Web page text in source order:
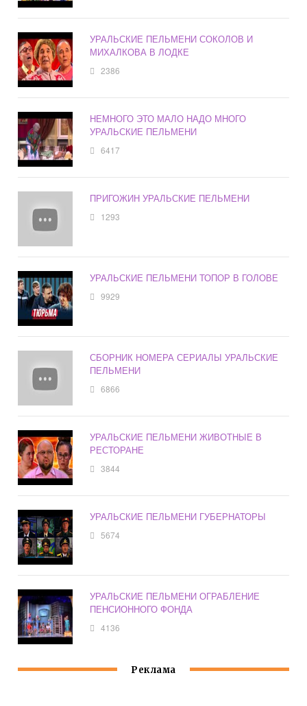
УРАЛЬСКИЕ ПЕЛЬМЕНИ СОКОЛОВ И
МИХАЛКОВА В ЛОДКЕ
2386
НЕМНОГО ЭТО МАЛО НАДО МНОГО
УРАЛЬСКИЕ ПЕЛЬМЕНИ
6417
ПРИГОЖИН УРАЛЬСКИЕ ПЕЛЬМЕНИ
1293
УРАЛЬСКИЕ ПЕЛЬМЕНИ ТОПОР В ГОЛОВЕ
9929
СБОРНИК НОМЕРА СЕРИАЛЫ УРАЛЬСКИЕ
ПЕЛЬМЕНИ
6866
УРАЛЬСКИЕ ПЕЛЬМЕНИ ЖИВОТНЫЕ В
РЕСТОРАНЕ
3844
УРАЛЬСКИЕ ПЕЛЬМЕНИ ГУБЕРНАТОРЫ
5674
УРАЛЬСКИЕ ПЕЛЬМЕНИ ОГРАБЛЕНИЕ
ПЕНСИОННОГО ФОНДА
4136
Реклама